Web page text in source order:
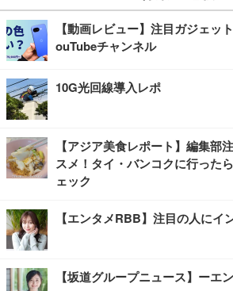
【動画レビュー】注目ガジェッ
ouTubeチャンネル
10G光回線導入レポ
【アジア美食レポート】編集部
スメ！タイ・バンコクに行った
ェック
【エンタメRBB】注目の人にイ
【坂道グループニュース】ーエ